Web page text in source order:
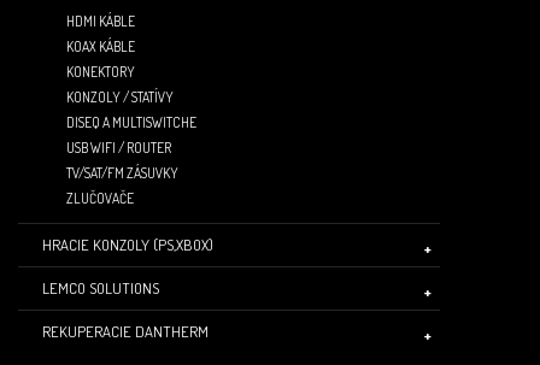
HDMI KÁBLE
KOAX KÁBLE
KONEKTORY
KONZOLY / STATÍVY
DISEQ A MULTISWITCHE
USB WIFI / ROUTER
TV/SAT/FM ZÁSUVKY
ZLUČOVAČE
HRACIE KONZOLY (PS,XBOX)
LEMCO SOLUTIONS
REKUPERACIE DANTHERM